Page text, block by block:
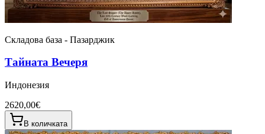
Складова база - Пазарджик
Тайната Вечеря
Индонезия
2620,00€
В количката